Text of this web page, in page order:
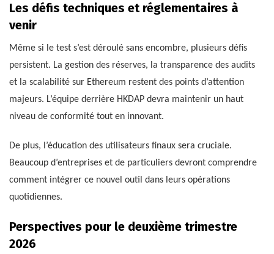
Les défis techniques et réglementaires à
venir
Même si le test s’est déroulé sans encombre, plusieurs défis
persistent. La gestion des réserves, la transparence des audits
et la scalabilité sur Ethereum restent des points d’attention
majeurs. L’équipe derrière HKDAP devra maintenir un haut
niveau de conformité tout en innovant.
De plus, l’éducation des utilisateurs finaux sera cruciale.
Beaucoup d’entreprises et de particuliers devront comprendre
comment intégrer ce nouvel outil dans leurs opérations
quotidiennes.
Perspectives pour le deuxième trimestre
2026